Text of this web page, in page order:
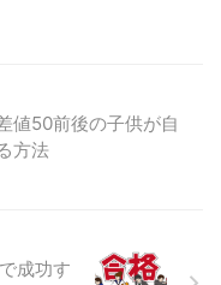
値50前後の子供が自
方法
成功す